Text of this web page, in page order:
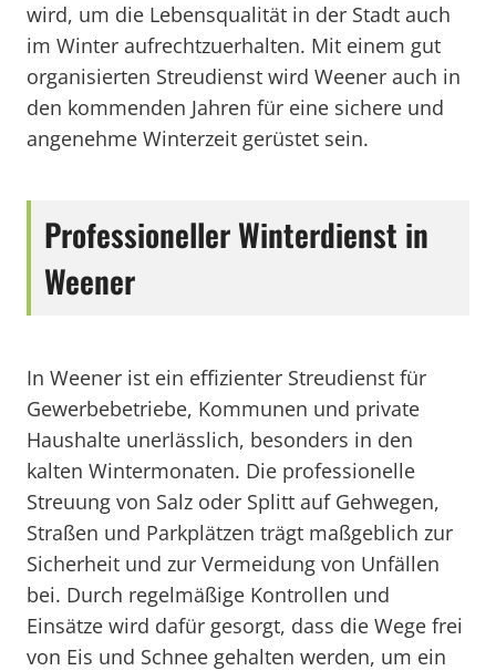
wird, um die Lebensqualität in der Stadt auch
im Winter aufrechtzuerhalten. Mit einem gut
organisierten Streudienst wird Weener auch in
den kommenden Jahren für eine sichere und
angenehme Winterzeit gerüstet sein.
Professioneller Winterdienst in
Weener
In Weener ist ein effizienter Streudienst für
Gewerbebetriebe, Kommunen und private
Haushalte unerlässlich, besonders in den
kalten Wintermonaten. Die professionelle
Streuung von Salz oder Splitt auf Gehwegen,
Straßen und Parkplätzen trägt maßgeblich zur
Sicherheit und zur Vermeidung von Unfällen
bei. Durch regelmäßige Kontrollen und
Einsätze wird dafür gesorgt, dass die Wege frei
von Eis und Schnee gehalten werden, um ein